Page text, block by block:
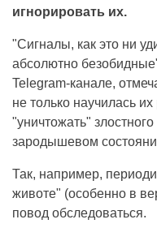
игнорировать их.
"Сигналы, как это ни
абсолютно
Telegram-канале,
не только научилась
"уничтожать"
зародышевом
Так, например,
животе" (особенно в
повод обследоваться.